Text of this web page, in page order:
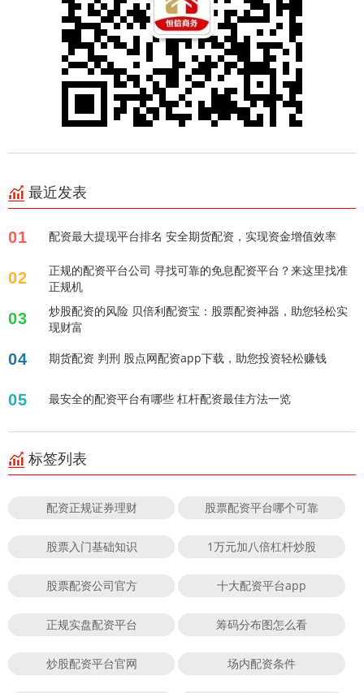
最近发表
01 配资最大提现平台排名 安全期货配资，实现资金增值效率
02
正规的配资平台公司 寻找可靠的免息配资平台？来这里找准
正规机
03
炒股配资的风险 贝倍利配资宝：股票配资神器，助您轻松实
现财富
04 期货配资 判刑 股点网配资app下载，助您投资轻松赚钱
05 最安全的配资平台有哪些 杠杆配资最佳方法一览
标签列表
配资正规证券理财 股票配资平台哪个可靠
股票入门基础知识 1万元加八倍杠杆炒股
股票配资公司官方 十大配资平台app
正规实盘配资平台 筹码分布图怎么看
炒股配资平台官网 场内配资条件